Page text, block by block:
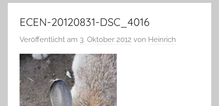
ECEN-20120831-DSC_4016
Veröffentlicht am 3. Oktober 2012 von Heinrich